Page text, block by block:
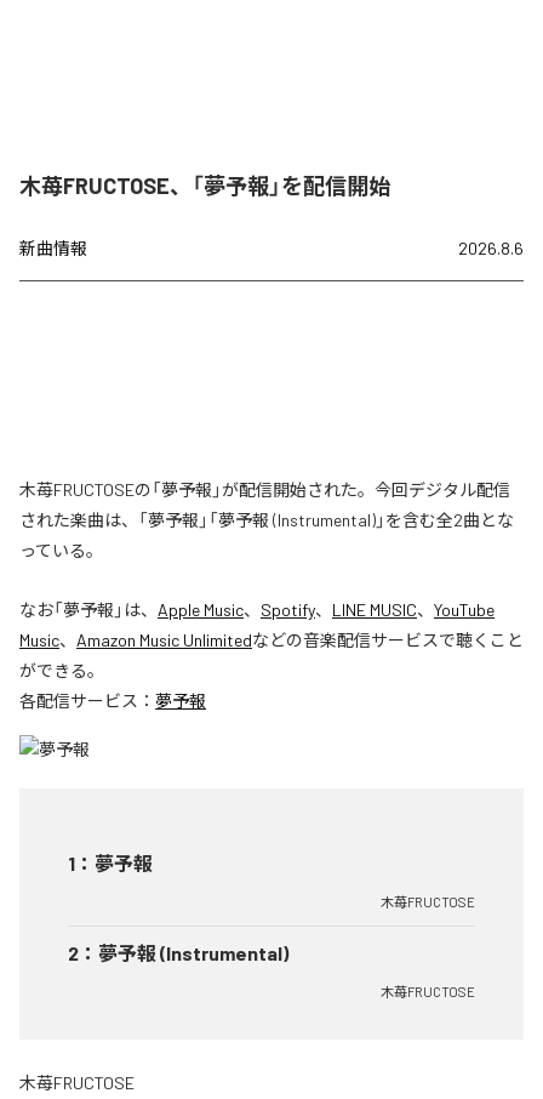
木苺FRUCTOSE、「夢予報」を配信開始
新曲情報 2026.8.6
木苺FRUCTOSEの「夢予報」が配信開始された。今回デジタル配信
された楽曲は、「夢予報」「夢予報 (Instrumental)」を含む全2曲とな
っている。
なお「夢予報 」は、 Apple Music、 Spotify、 LINE MUSIC、 YouTube
Music、 Amazon Music Unlimitedなどの音楽配信サービスで聴くこと
ができる。
各配信サービス： 夢予報
1 ： 夢予報
木苺FRUCTOSE
2 ： 夢予報 (Instrumental)
木苺FRUCTOSE
木苺FRUCTOSE